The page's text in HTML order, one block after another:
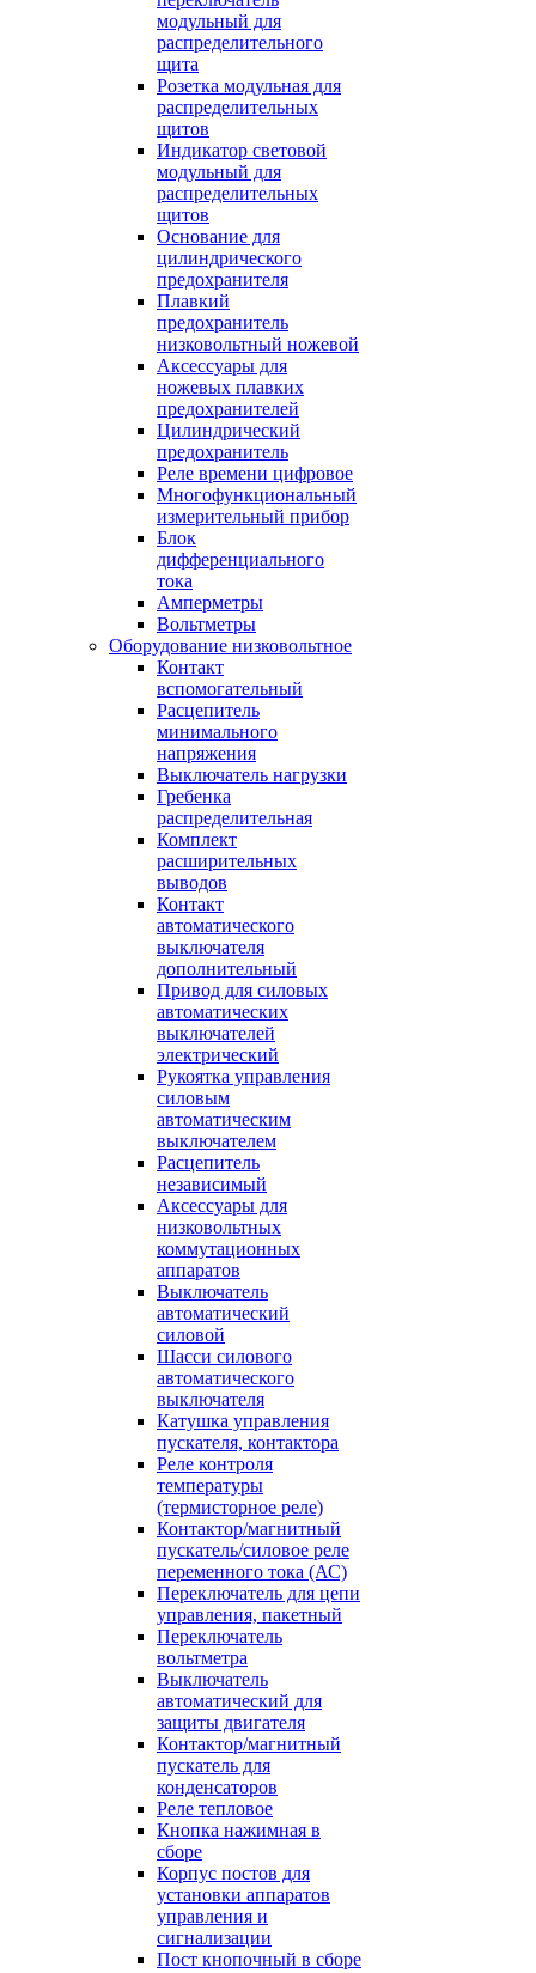
модульный для
распределительного
щита
Розетка модульная для
распределительных
щитов
Индикатор световой
модульный для
распределительных
щитов
Основание для
цилиндрического
предохранителя
Плавкий
предохранитель
низковольтный ножевой
Аксессуары для
ножевых плавких
предохранителей
Цилиндрический
предохранитель
Реле времени цифровое
Многофункциональный
измерительный прибор
Блок
дифференциального
тока
Амперметры
Вольтметры
Оборудование низковольтное
Контакт
вспомогательный
Расцепитель
минимального
напряжения
Выключатель нагрузки
Гребенка
распределительная
Комплект
расширительных
выводов
Контакт
автоматического
выключателя
дополнительный
Привод для силовых
автоматических
выключателей
электрический
Рукоятка управления
силовым
автоматическим
выключателем
Расцепитель
независимый
Аксессуары для
низковольтных
коммутационных
аппаратов
Выключатель
автоматический
силовой
Шасси силового
автоматического
выключателя
Катушка управления
пускателя, контактора
Реле контроля
температуры
(термисторное реле)
Контактор/магнитный
пускатель/силовое реле
переменного тока (АС)
Переключатель для цепи
управления, пакетный
Переключатель
вольтметра
Выключатель
автоматический для
защиты двигателя
Контактор/магнитный
пускатель для
конденсаторов
Реле тепловое
Кнопка нажимная в
сборе
Корпус постов для
установки аппаратов
управления и
сигнализации
Пост кнопочный в сборе